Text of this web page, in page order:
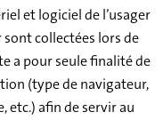
et logiciel de l’usager
collectées lors de
a pour seule finalité de
(type de navigateur,
afin de servir au